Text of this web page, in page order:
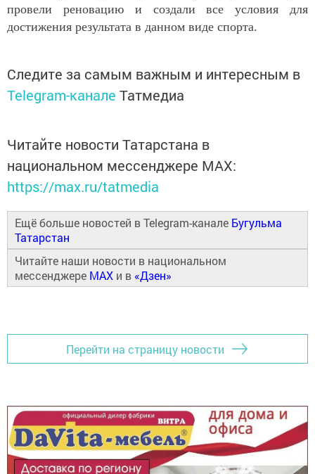
провели реновацию и создали все условия для
достижения результата в данном виде спорта.
Следите за самым важным и интересным в
Telegram-канале Татмедиа
Читайте новости Татарстана в
национальном мессенджере MАХ:
https://max.ru/tatmedia
Ещё больше новостей в Telegram-канале Бугульма
Татарстан
Читайте наши новости в национальном
мессенджере MAX и в «Дзен»
Перейти на страницу новости